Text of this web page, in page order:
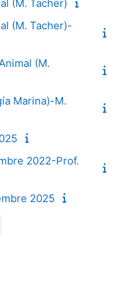
(M. Tacher)
(M. Tacher)-
(M.
Marina)-M.
2022-Prof.
2025